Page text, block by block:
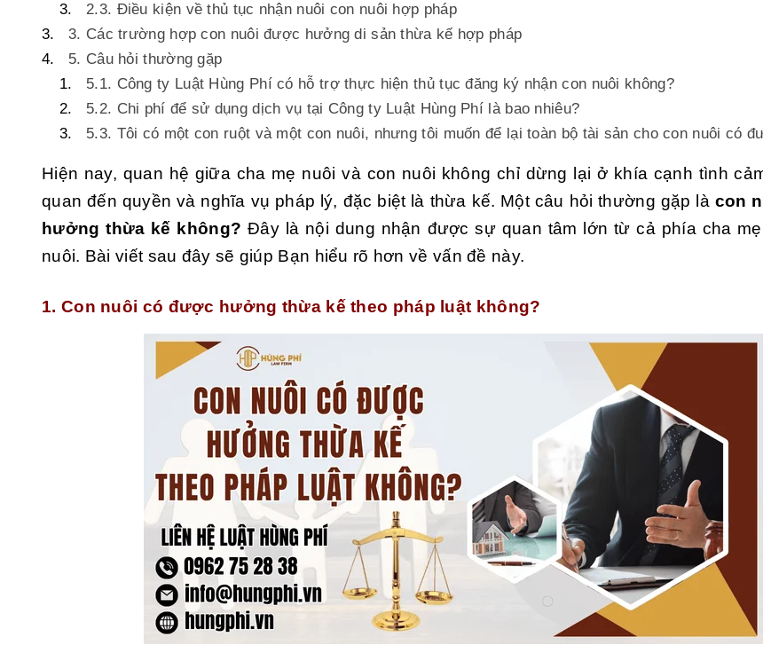
2.3. Điều kiện về thủ tục nhận nuôi con nuôi hợp pháp
3. Các trường hợp con nuôi được hưởng di sản thừa kế hợp pháp
5. Câu hỏi thường gặp
5.1. Công ty Luật Hùng Phí có hỗ trợ thực hiện thủ tục đăng ký nhận con nuôi không?
5.2. Chi phí để sử dụng dịch vụ tại Công ty Luật Hùng Phí là bao nhiêu?
5.3. Tôi có một con ruột và một con nuôi, nhưng tôi muốn để lại toàn bộ tài sản cho con nuôi có
Hiện nay, quan hệ giữa cha mẹ nuôi và con nuôi không chỉ dừng lại ở khía cạnh tình
quan đến quyền và nghĩa vụ pháp lý, đặc biệt là thừa kế. Một câu hỏi thường gặp là con
hưởng thừa kế không? Đây là nội dung nhận được sự quan tâm lớn từ cả phía cha
nuôi. Bài viết sau đây sẽ giúp Bạn hiểu rõ hơn về vấn đề này.
1. Con nuôi có được hưởng thừa kế theo pháp luật không?